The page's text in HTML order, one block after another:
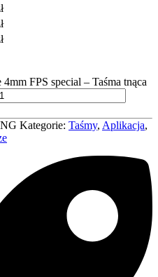
FPS special – Taśma tnąca
Kategorie: Taśmy, Aplikacja,